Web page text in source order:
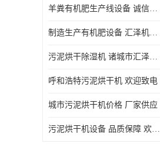
羊粪有机肥生产线设备 诚信卖家 致电了解
制造生产有机肥设备 汇泽机械 免费报价
污泥烘干除湿机 诸城市汇泽机械有限公司
呼和浩特污泥烘干机 欢迎致电
城市污泥烘干机价格 厂家供应
污泥烘干机设备 品质保障 欢迎咨询